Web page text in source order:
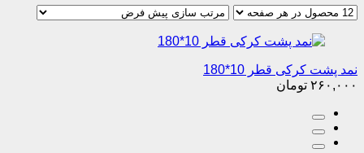
نمد پشت کرکی قطر 10*180
۲۶۰,۰۰۰ تومان